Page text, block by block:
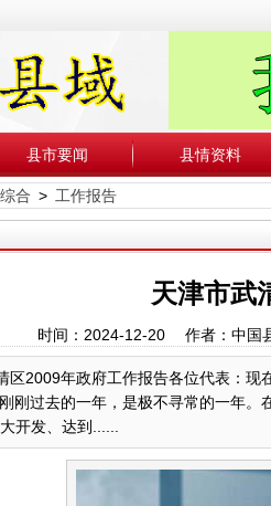
县市要闻 县情资料
合 > 工作报告
天津市武
时间：2024-12-20 作者：中
区2009年政府工作报告各位代表：现
刚过去的一年，是极不寻常的一年
开发、达到......